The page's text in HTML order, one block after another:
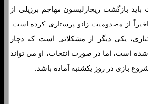
بازگشت ریچارلیسون مهاجم برزیلی از
از مصدومیت زانو پرستاری کرده است.
یکی دیگر از مشکلاتی است که دچار
است، اما در صورت انتخاب، او می تواند
بازی در روز یکشنبه آماده باشد.